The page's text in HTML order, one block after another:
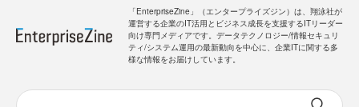
「EnterpriseZine」（エンタープライズジン）は、翔泳社が
運営する企業のIT活用とビジネス成長を支援するITリーダー
向け専門メディアです。データテクノロジー/情報セキュリ
ティ/システム運用の最新動向を中心に、企業ITに関する多
様な情報をお届けしています。